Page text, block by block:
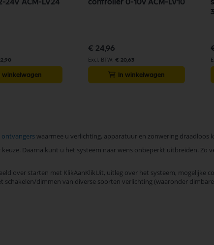
24V ACM-LV24
winkelwagen
controller 0-10v ACM-LV10
€ 24,96
€ 20,63
In winkelwagen
ontvangerswaarmee u verlichting, apparatuur en zonwering draadloos
Daarna kunt u het systeem naar wens onbeperkt uitbreiden. Zo
over starten met KlikAanKlikUit, uitleg over het systeem, mogelijke
dimmen van diverse soorten verlichting (waaronder dimbare